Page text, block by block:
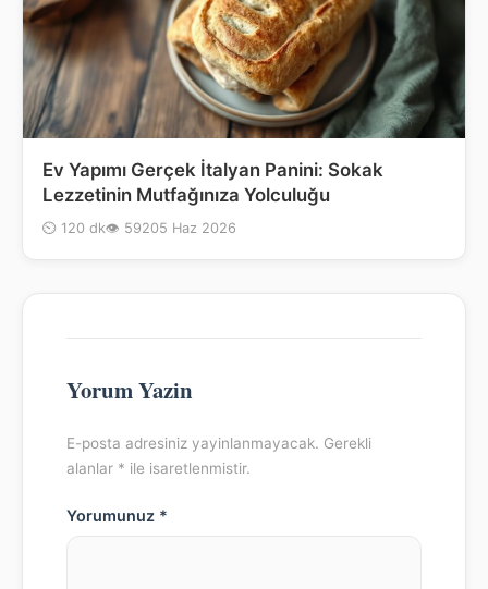
Ev Yapımı Gerçek İtalyan Panini: Sokak
Lezzetinin Mutfağınıza Yolculuğu
⏲ 120 dk👁 59205 Haz 2026
Yorum Yazin
E-posta adresiniz yayinlanmayacak. Gerekli
alanlar * ile isaretlenmistir.
Yorumunuz *